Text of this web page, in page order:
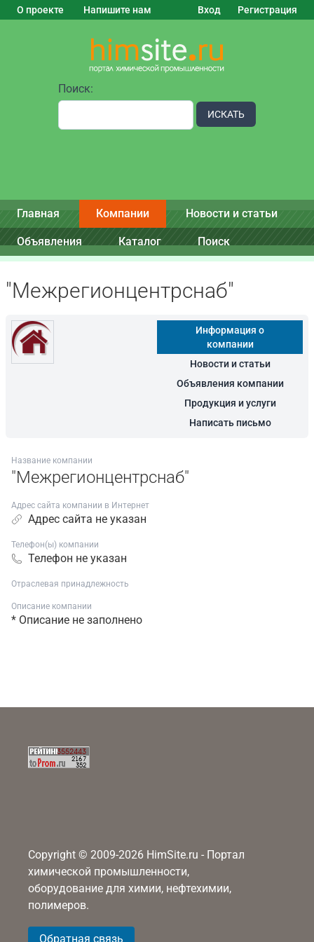
О проекте Напишите нам Вход Регистрация
Поиск:
ИСКАТЬ
Главная Компании Новости и статьи
Объявления Каталог Поиск
"Межрегионцентрснаб"
Информация о
компании
Новости и статьи
Объявления компании
Продукция и услуги
Написать письмо
Название компании
"Межрегионцентрснаб"
Адрес сайта компании в Интернет
Адрес сайта не указан
Телефон(ы) компании
Телефон не указан
Отраслевая принадлежность
Описание компании
* Описание не заполнено
Copyright © 2009-2026 HimSite.ru - Портал
химической промышленности,
оборудование для химии, нефтехимии,
полимеров.
Обратная связь